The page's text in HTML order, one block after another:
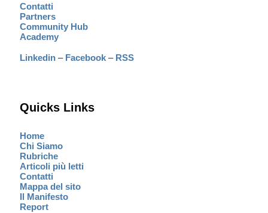
Contatti
Partners
Community Hub
Academy
Linkedin – Facebook – RSS
Quicks Links
Home
Chi Siamo
Rubriche
Articoli più letti
Contatti
Mappa del sito
Il Manifesto
Report